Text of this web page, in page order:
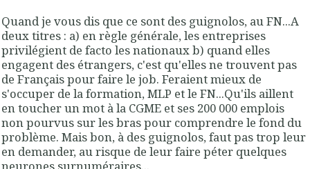
Quand je vous dis que ce sont des guignolos, au FN...A
deux titres : a) en règle générale, les entreprises
privilégient de facto les nationaux b) quand elles
engagent des étrangers, c'est qu'elles ne trouvent pas
de Français pour faire le job. Feraient mieux de
s'occuper de la formation, MLP et le FN...Qu'ils aillent
en toucher un mot à la CGME et ses 200 000 emplois
non pourvus sur les bras pour comprendre le fond du
problème. Mais bon, à des guignolos, faut pas trop leur
en demander, au risque de leur faire péter quelques
neurones surnuméraires...